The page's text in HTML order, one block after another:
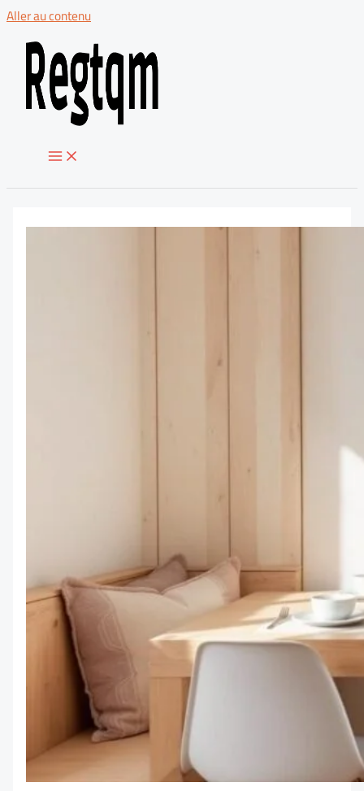
Aller au contenu